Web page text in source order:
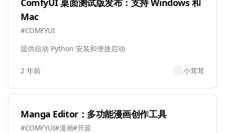
ComfyUI 桌面测试版发布：支持 Windows 和
Mac
#COMFYUI
提供自动 Python 安装和便捷启动
2 年前 小茸茸
Manga Editor：多功能漫画创作工具
#COMFYUI#漫画#开源